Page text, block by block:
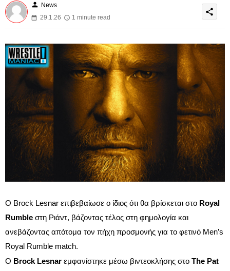
person News
29.1.26
1 minute read
share
Ο Brock Lesnar επιβεβαίωσε ο ίδιος ότι θα βρίσκεται στο Royal
Rumble στη Ριάντ, βάζοντας τέλος στη φημολογία και
ανεβάζοντας απότομα τον πήχη προσμονής για το φετινό Men’s
Royal Rumble match.
Ο Brock Lesnar εμφανίστηκε μέσω βιντεοκλήσης στο The Pat